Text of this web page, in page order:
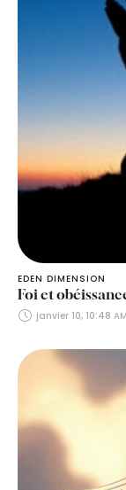
EDEN DIMENSION
Foi et
janvier 10, 10:48 AM